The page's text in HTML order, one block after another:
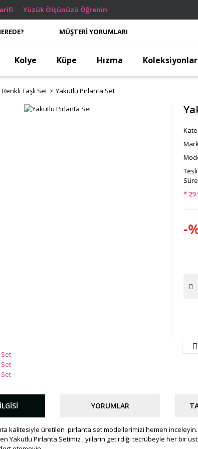
Yüzük Ölçünüzü Öğrenin
MÜŞTERİ YORUMLARI
Kolye Küpe Hızma Koleksiyonlar
Renkli Taşlı Set Yakutlu Pırlanta Set
*
-
YORUMLAR
kalitesiyle üretilen pırlanta set modellerimizi hemen inceleyin.
Yakutlu Pırlanta Setimiz , yılların getirdiği tecrübeyle her bir